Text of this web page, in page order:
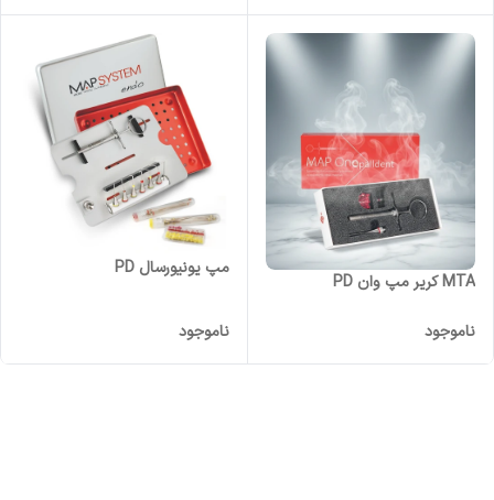
MTA کریر مپ وان PD
ناموجود
مپ یونیورسال PD
ناموجود